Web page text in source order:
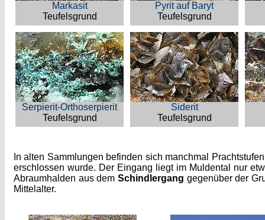
Markasit
Teufelsgrund
Pyrit auf Baryt
Teufelsgrund
Serpierit-Orthoserpierit
Teufelsgrund
Siderit
Teufelsgrund
In alten Sammlungen befinden sich manchmal
erschlossen wurde. Der Eingang liegt im Muldental nur
Abraumhalden aus dem Schindlergang gegenüber der
Mittelalter.